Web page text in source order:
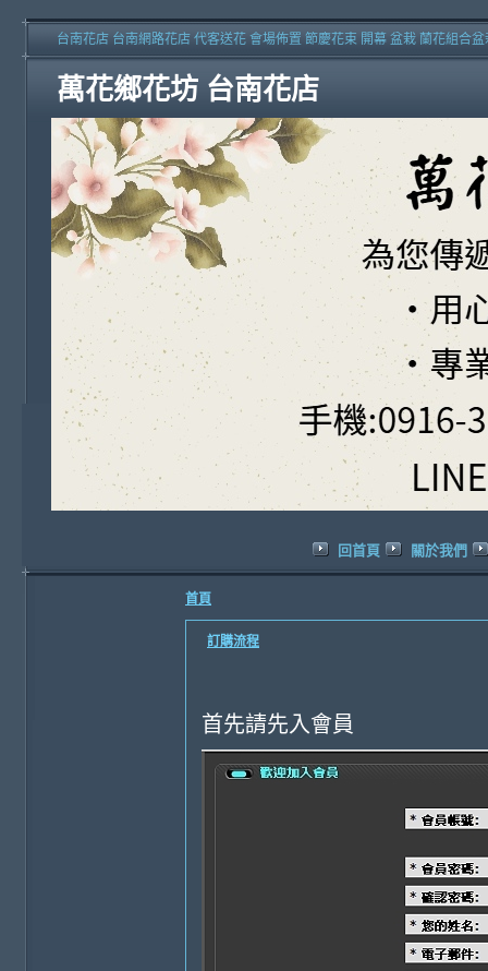
萬花鄉花坊 台南花店
台南花店 台南網路花店 代客送花 會場佈置 節慶花束 開幕 盆栽 蘭花組合
回首頁 關於我們
首頁
訂購流程
首先請先入會員